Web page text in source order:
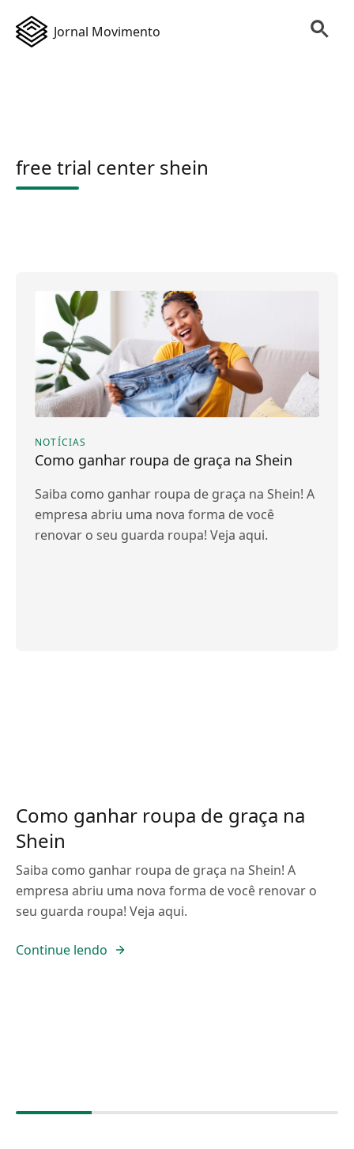
Jornal Movimento
free trial center shein
NOTÍCIAS
Como ganhar roupa de graça na Shein
Saiba como ganhar roupa de graça na Shein! A
empresa abriu uma nova forma de você
renovar o seu guarda roupa! Veja aqui.
Como ganhar roupa de graça na
Shein
Saiba como ganhar roupa de graça na Shein! A
empresa abriu uma nova forma de você renovar o
seu guarda roupa! Veja aqui.
Continue lendo